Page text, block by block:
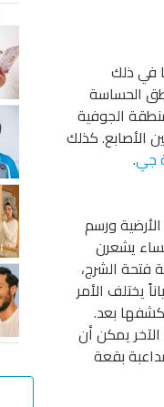
في ذلك
الحساسة
الجوفية
الأصابع. كذلك
جي.
ورسم
يشعرن
فتحة الشرج،
يختلف الأمر
بعد.
يمكن أن
بقعة